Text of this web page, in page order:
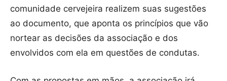
comunidade cervejeira realizem suas sugestões
ao documento, que aponta os princípios que vão
nortear as decisões da associação e dos
envolvidos com ela em questões de condutas.